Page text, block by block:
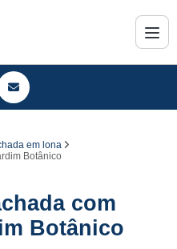
em lona
Botânico
com
Botânico